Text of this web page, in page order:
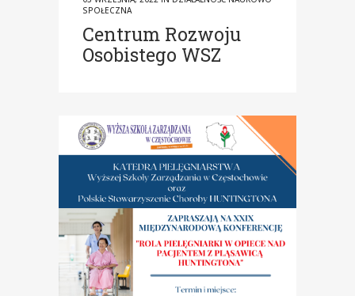
SPOŁECZNA
Centrum Rozwoju
Osobistego WSZ